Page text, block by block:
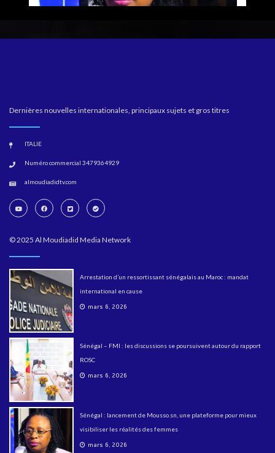
Dernières nouvelles internationales, principaux sujets et gros titres
ITALIE
Numéro commercial 3479364929
almoudiadidtv.com
© 2025 Al Moudiadid Media Network
Arrestation d’un ressortissant sénégalais au Maroc : mandat
international en cause
mars 6, 2026
Sénégal – FMI : les discussions se poursuivent autour du rapport
ROSC
mars 6, 2026
Sénégal : lancement de Mousso.sn, une plateforme pour mieux
visibiliser les réalités des femmes
mars 6, 2026